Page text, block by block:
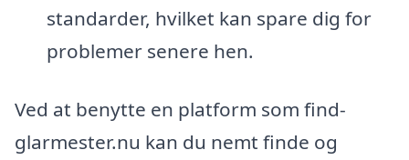
standarder, hvilket kan spare dig for
problemer senere hen.
Ved at benytte en platform som find-
glarmester.nu kan du nemt finde og